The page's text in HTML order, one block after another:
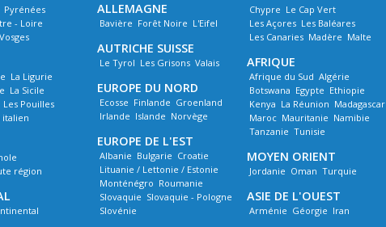
Pyrénées
- Loire
Vosges
La Ligurie
La Sicile
Les Pouilles
italien
région
ALLEMAGNE
Bavière Forêt Noire L'Eifel
AUTRICHE SUISSE
Le Tyrol Les Grisons Valais
EUROPE DU NORD
Ecosse Finlande Groenland
Irlande Islande Norvège
EUROPE DE L'EST
Albanie Bulgarie Croatie
Lituanie / Lettonie / Estonie
Monténégro Roumanie
Slovaquie Slovaquie - Pologne
Slovénie
Chypre Le Cap Vert
Les Açores Les Baléares
Les Canaries Madère Malte
AFRIQUE
Afrique du Sud Algérie
Botswana Egypte Ethiopie
Kenya La Réunion Madagascar
Maroc Mauritanie Namibie
Tanzanie Tunisie
MOYEN ORIENT
Jordanie Oman Turquie
ASIE DE L'OUEST
Arménie Géorgie Iran